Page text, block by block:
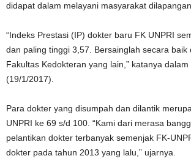
didapat dalam melayani masyarakat
“Indeks Prestasi (IP) dokter baru FK UNPRI
dan paling tinggi 3,57. Bersainglah secara baik
Fakultas Kedokteran yang lain,” katanya dalam
(19/1/2017).
Para dokter yang disumpah dan dilantik
UNPRI ke 69 s/d 100. “Kami dari merasa
pelantikan dokter terbanyak semenjak FK-
dokter pada tahun 2013 yang lalu,” ujarnya.